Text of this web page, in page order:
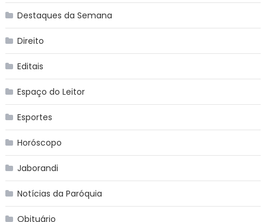
Destaques da Semana
Direito
Editais
Espaço do Leitor
Esportes
Horóscopo
Jaborandi
Notícias da Paróquia
Obituário